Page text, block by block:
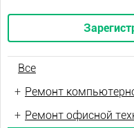
Все
+ Ремонт
+ Ремонт офисной